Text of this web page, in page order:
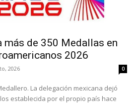
más de 350 Medallas en
2026
2026 0
mexicana dejó
establecida por el propio país hace